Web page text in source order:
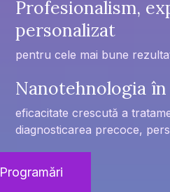
Profesionalism,
personalizat
pentru cele mai bune
Nanotehnologia
eficacitate crescută a
diagnosticarea precoce,
Programări